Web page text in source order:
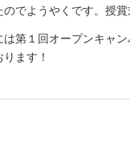
でようやくです。授賞
第１回オープンキャ
ます！